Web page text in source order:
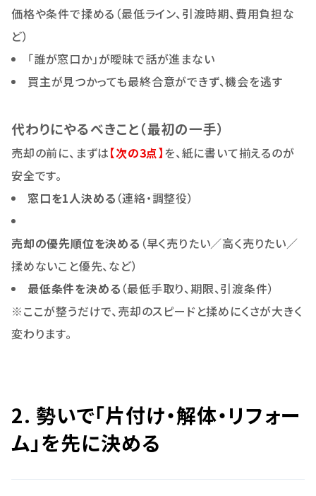
価格や条件で揉める（最低ライン、引渡時期、費用負担な
ど）
「誰が窓口か」が曖昧で話が進まない
買主が見つかっても最終合意ができず、機会を逃す
代わりにやるべきこと（最初の一手）
売却の前に、まずは【次の3点】 を、紙に書いて揃えるのが
安全です。
窓口を1人決める （連絡・調整役）
売却の優先順位を決める （早く売りたい／高く売りたい／
揉めないこと優先、など）
最低条件を決める （最低手取り、期限、引渡条件）
※ここが整うだけで、売却のスピードと揉めにくさが大きく
変わります。
2. 勢いで「片付け・解体・リフォー
ム」を先に決める